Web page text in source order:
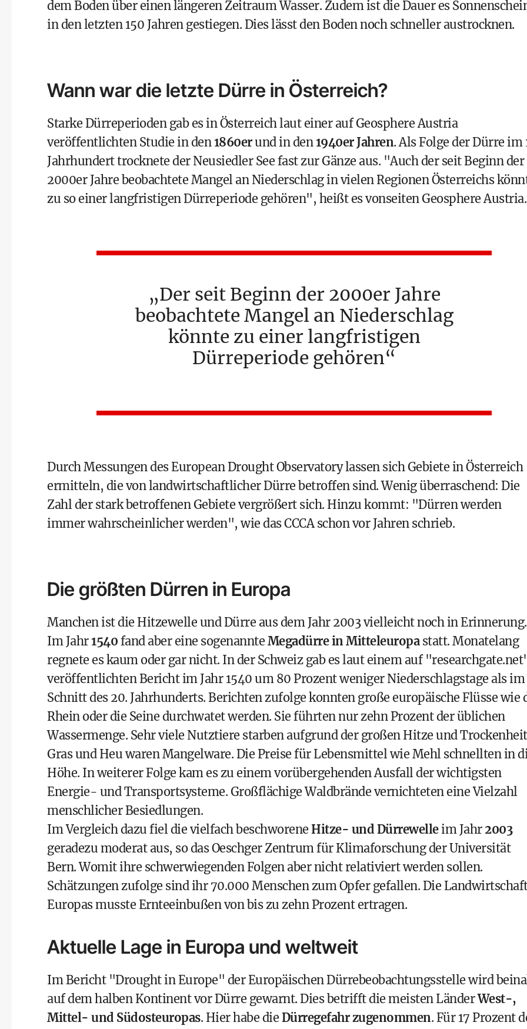
dem Boden über einen längeren Zeitraum Wasser. Zudem ist die Dauer es
in den letzten 150 Jahren gestiegen. Dies lässt den Boden noch schneller austrocknen.
Wann war die letzte Dürre in Österreich?
Starke Dürreperioden gab es in Österreich laut einer auf Geosphere Austria
veröffentlichten Studie in den1860erund in den1940er Jahren. Als Folge der Dürre im
Jahrhundert trocknete der Neusiedler See fast zur Gänze aus. "Auch der seit Beginn der
2000er Jahre beobachtete Mangel an Niederschlag in vielen Regionen Österreichs
zu so einer langfristigen Dürreperiode gehören", heißt es vonseiten Geosphere Austria.
Der seit Beginn der 2000er Jahre
beobachtete Mangel an Niederschlag
könnte zu einer langfristigen
Dürreperiode gehören
Durch Messungen des European Drought Observatory lassen sich Gebiete in Österreich
ermitteln, die von landwirtschaftlicher Dürre betroffen sind. Wenig überraschend: Die
Zahl der stark betroffenen Gebiete vergrößert sich. Hinzu kommt: "Dürren werden
immer wahrscheinlicher werden", wie das CCCA schon vor Jahren schrieb.
Die größten Dürren in Europa
Manchen ist die Hitzewelle und Dürre aus dem Jahr 2003 vielleicht noch in Erinnerung.
Im Jahr1540 fand aber eine sogenannte Megadürre in Mitteleuropastatt. Monatelang
regnete es kaum oder gar nicht. In der Schweiz gab es laut einem auf
veröffentlichten Berichtim Jahr 1540 um 80 Prozent weniger Niederschlagstage als im
Schnitt des 20. Jahrhunderts. Berichten zufolge konnten große europäische Flüsse wie
Rhein oder die Seine durchwatet werden. Sie führten nur zehn Prozent der üblichen
Wassermenge. Sehr viele Nutztiere starben aufgrund der großen Hitze und
Gras und Heu waren Mangelware. Die Preise für Lebensmittel wie Mehl schnellten in
Höhe. In weiterer Folge kam es zu einem vorübergehenden Ausfall der wichtigsten
Energie- und Transportsysteme. Großflächige Waldbrände vernichteten eine Vielzahl
menschlicher Besiedlungen.
Im Vergleich dazu fiel die vielfach beschworene Hitze- und Dürrewelleim Jahr 2003
geradezu moderat aus, so das Oeschger Zentrum für Klimaforschung der Universität
Bern. Womit ihre schwerwiegenden Folgen aber nicht relativiert werden sollen.
Schätzungen zufolge sind ihr 70.000 Menschen zum Opfer gefallen. Die
Europas musste Ernteeinbußen von bis zu zehn Prozent ertragen.
Aktuelle Lage in Europa und weltweit
Im Bericht "Drought in Europe" der Europäischen Dürrebeobachtungsstelle wird
auf dem halben Kontinent vor Dürre gewarnt. Dies betrifft die meisten LänderWest-,
Mittel- und Südosteuropas. Hier habe die Dürregefahr zugenommen. Für 17 Prozent